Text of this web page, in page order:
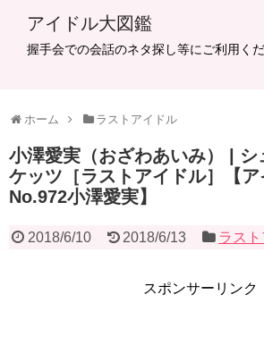
アイドル大図鑑
握手会での会話のネタ探し等にご利用く
ホーム ラストアイドル
小澤愛実（おざわあいみ） | シ
ケッツ［ラストアイドル］【
No.972小澤愛実】
2018/6/10 2018/6/13 ラス
スポンサーリンク